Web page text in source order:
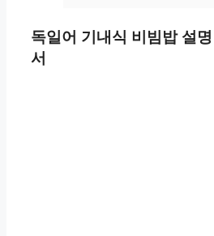
독일어 기내식 비빔밥 설명
서